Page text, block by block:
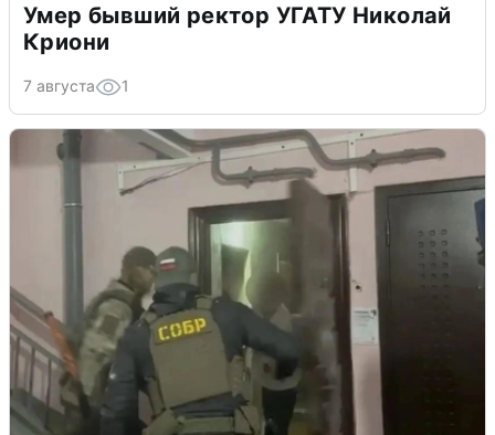
Умер бывший ректор УГАТУ Николай
Криони
7 августа 1